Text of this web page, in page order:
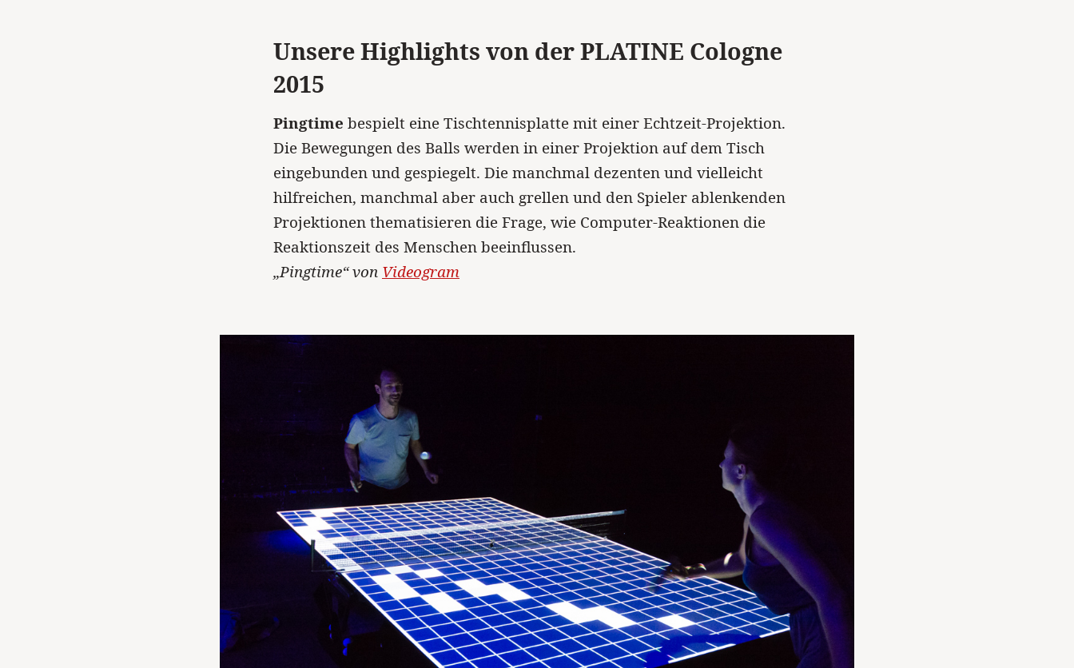
Unsere Highlights von der PLATINE Cologne
2015
Pingtime bespielt eine Tischtennisplatte mit einer Echtzeit-Projektion.
Die Bewegungen des Balls werden in einer Projektion auf dem Tisch
eingebunden und gespiegelt. Die manchmal dezenten und vielleicht
hilfreichen, manchmal aber auch grellen und den Spieler ablenkenden
Projektionen thematisieren die Frage, wie Computer-Reaktionen die
Reaktionszeit des Menschen beeinflussen.
„Pingtime“ von Videogram